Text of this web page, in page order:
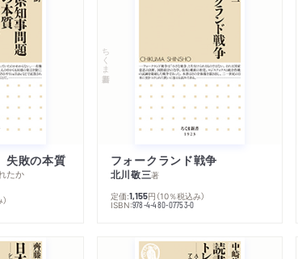
敗の本質
たか
ちくま新書
フォークランド戦争
北川敬三著
定価:1,155円 （10％税込み）
ISBN:978-4-480-07753-0